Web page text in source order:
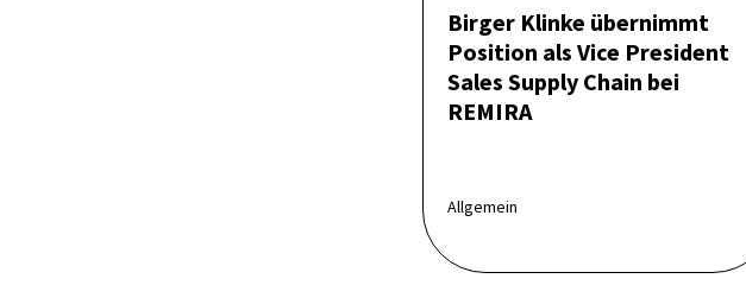
Birger Klinke übernimmt
Position als Vice President
Sales Supply Chain bei
REMIRA
Allgemein